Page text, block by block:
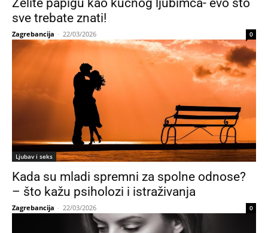
Želite papigu kao kućnog ljubimca- evo što
sve trebate znati!
Zagrebancija - 22/03/2026 0
Ljubav i seks
Kada su mladi spremni za spolne odnose?
– što kažu psiholozi i istraživanja
Zagrebancija - 22/03/2026 0